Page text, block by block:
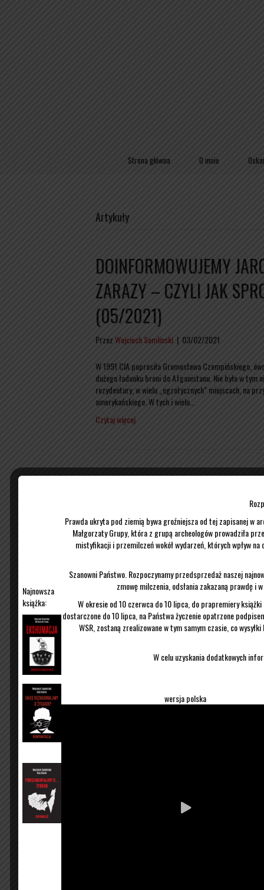
Strona główna O mnie
Artykuły
DOINFORMOWUJEMY
ZARAZY – CZYLI JAK
(05/2021)
PrzezWojciech Sumlinski | 03/02/2021
W 1991 CIA poprosiła Gromosława Czempińskiego,
dużego ładunku broni do Afganistanu. Nie było w
rezydentury, w wielu „egzotycznych” miejscach, na
amerykańskiego. W tych i wielu…
Czytaj więcej
moralności
PrzezWojciech Sumlinski|31/01/2021
granice obostrzeń i generalnie nie widać światełka w
więc, czy to dobry moment, by teraz pisać o
Czytaj więcej
Kurskiego. (3/2021)
Najnowsza
książka:
Prawda ukryta pod ziemią bywa groźniejsza od tej zapisanej w
Małgorzaty Grupy, która z grupą archeologów prowadziła
mistyfikacji i przemilczeń wokół wydarzeń, których wpływ
Szanowni Państwo. Rozpoczynamy przedsprzedaż naszej
zmowę milczenia, odsłania zakazaną prawdę i
W okresie od 10 czerwca do 10 lipca, do prapremiery
dostarczone do 10 lipca, na Państwa życzenie opatrzone
WSR, zostaną zrealizowane w tym samym czasie, co
W celu uzyskania dodatkowych
wersja polska